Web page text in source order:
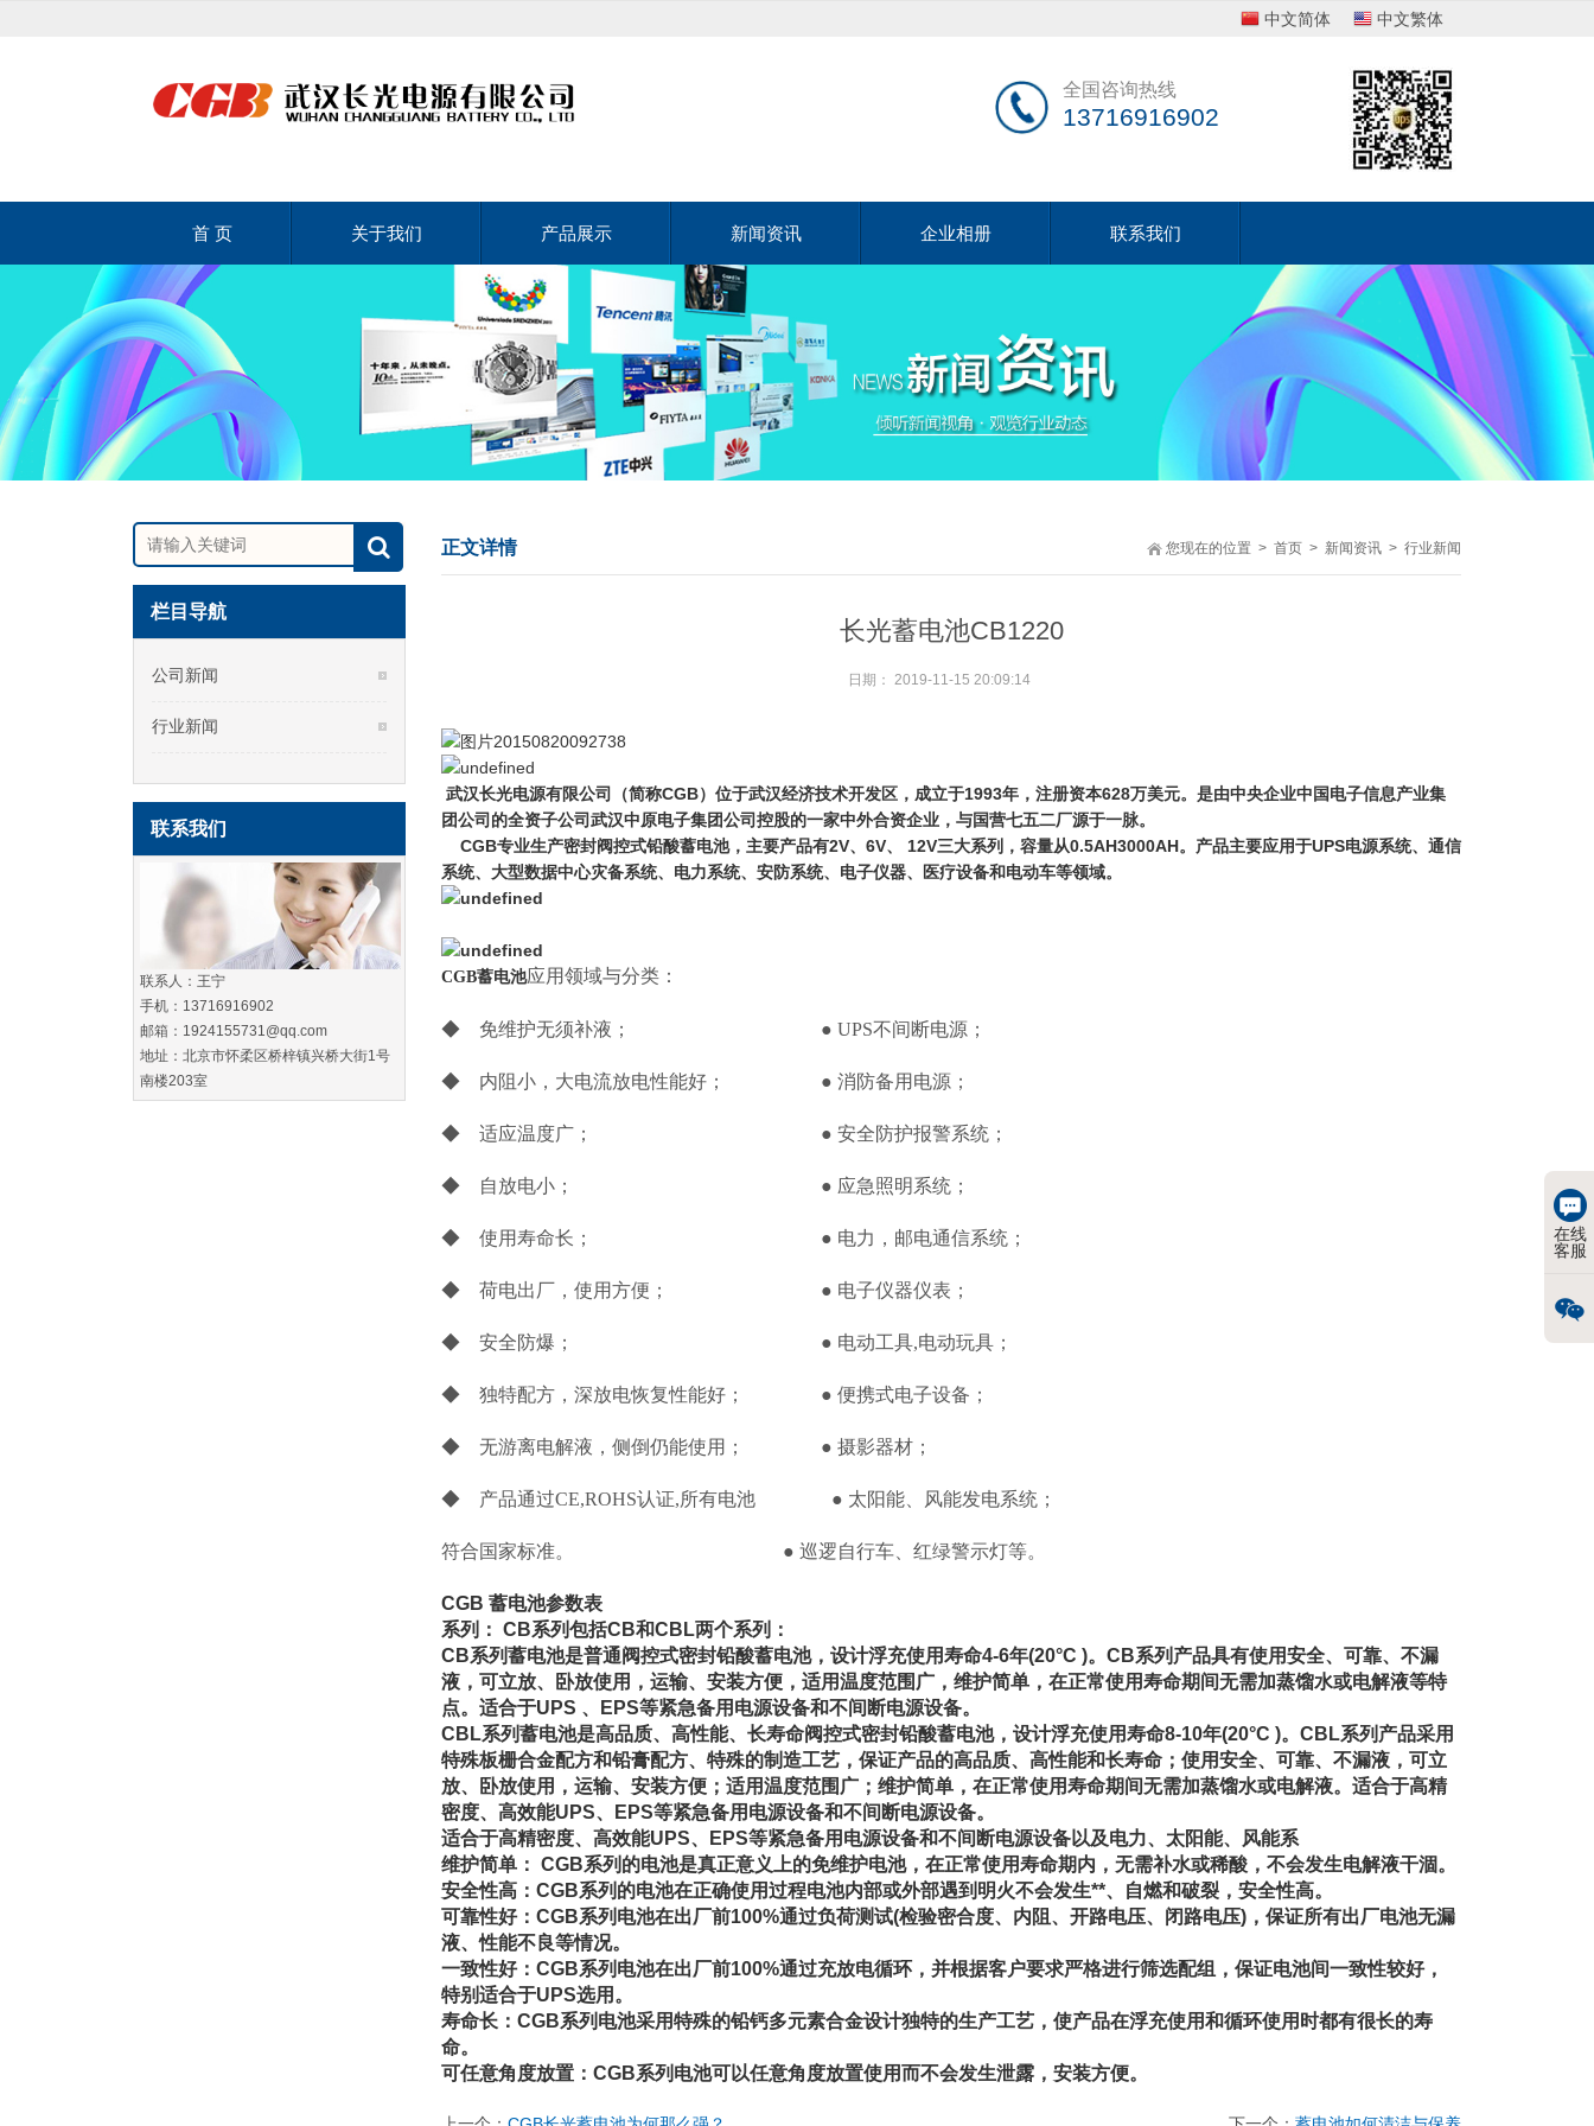
中文简体 中文繁体
全国咨询热线
13716916902
首 页 关于我们 产品展示 新闻资讯 企业相册 联系我们
您现在的位置 > 首页 > 新闻资讯 > 行业新闻
正文详情
长光蓄电池CB1220
日期： 2019-11-15 20:09:14
武汉长光电源有限公司（简称CGB）位于武汉经济技术开发区，成立于1993年，注册资本628万美元。是由中央企业中国电子信息产业集
团公司的全资子公司武汉中原电子集团公司控股的一家中外合资企业，与国营七五二厂源于一脉。
CGB专业生产密封阀控式铅酸蓄电池，主要产品有2V、6V、 12V三大系列，容量从0.5AH3000AH。产品主要应用于UPS电源系统、通信
系统、大型数据中心灾备系统、电力系统、安防系统、电子仪器、医疗设备和电动车等领域。
CGB蓄电池应用领域与分类：
◆ 免维护无须补液； ● UPS不间断电源；
◆ 内阻小，大电流放电性能好； ● 消防备用电源；
◆ 适应温度广； ● 安全防护报警系统；
◆ 自放电小； ● 应急照明系统；
◆ 使用寿命长； ● 电力，邮电通信系统；
◆ 荷电出厂，使用方便； ● 电子仪器仪表；
◆ 安全防爆； ● 电动工具,电动玩具；
◆ 独特配方，深放电恢复性能好； ● 便携式电子设备；
◆ 无游离电解液，侧倒仍能使用； ● 摄影器材；
◆ 产品通过CE,ROHS认证,所有电池 ● 太阳能、风能发电系统；
符合国家标准。 ● 巡逻自行车、红绿警示灯等。
CGB 蓄电池参数表
系列： CB系列包括CB和CBL两个系列：
CB系列蓄电池是普通阀控式密封铅酸蓄电池，设计浮充使用寿命4-6年(20°C )。CB系列产品具有使用安全、可靠、不漏
液，可立放、卧放使用，运输、安装方便，适用温度范围广，维护简单，在正常使用寿命期间无需加蒸馏水或电解液等特
点。适合于UPS 、EPS等紧急备用电源设备和不间断电源设备。
CBL系列蓄电池是高品质、高性能、长寿命阀控式密封铅酸蓄电池，设计浮充使用寿命8-10年(20°C )。CBL系列产品采用
特殊板栅合金配方和铅膏配方、特殊的制造工艺，保证产品的高品质、高性能和长寿命；使用安全、可靠、不漏液，可立
放、卧放使用，运输、安装方便；适用温度范围广；维护简单，在正常使用寿命期间无需加蒸馏水或电解液。适合于高精
密度、高效能UPS、EPS等紧急备用电源设备和不间断电源设备。
适合于高精密度、高效能UPS、EPS等紧急备用电源设备和不间断电源设备以及电力、太阳能、风能系
维护简单： CGB系列的电池是真正意义上的免维护电池，在正常使用寿命期内，无需补水或稀酸，不会发生电解液干涸。
安全性高：CGB系列的电池在正确使用过程电池内部或外部遇到明火不会发生**、自燃和破裂，安全性高。
可靠性好：CGB系列电池在出厂前100%通过负荷测试(检验密合度、内阻、开路电压、闭路电压)，保证所有出厂电池无漏
液、性能不良等情况。
一致性好：CGB系列电池在出厂前100%通过充放电循环，并根据客户要求严格进行筛选配组，保证电池间一致性较好，
特别适合于UPS选用。
寿命长：CGB系列电池采用特殊的铅钙多元素合金设计独特的生产工艺，使产品在浮充使用和循环使用时都有很长的寿
命。
可任意角度放置：CGB系列电池可以任意角度放置使用而不会发生泄露，安装方便。
栏目导航
公司新闻
行业新闻
联系我们
联系人：王宁
手机：13716916902
邮箱：1924155731@qq.com
地址：北京市怀柔区桥梓镇兴桥大街1号
南楼203室
在线
客服